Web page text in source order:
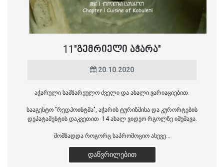
11"ᲒᲔᲛᲠᲘᲔᲚᲘ ᲐᲭᲐᲠᲐ"
20.10.2020
აჭარული სამზარეულო ძველი და ახალი ვარიაციებით.
სააგენტო "რედპოინტმა", აჭარის ტურიზმისა და კურორტების
დეპატამენტის დაკვეთით 14 ახალ ვიდეო რგოლზე იმუშავა.
მომზადდა როგორც საპრომოციო ასევე...
ᲓᲐᲬᲕᲠᲘᲚᲔᲑᲘᲗ